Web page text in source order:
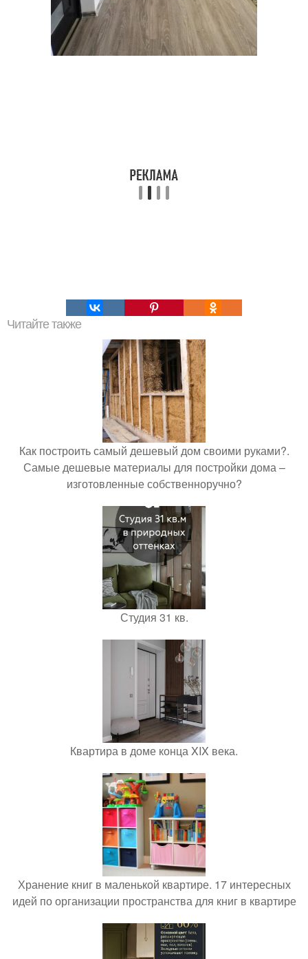
Читайте также
Как построить самый дешевый дом своими руками?.
Самые дешевые материалы для постройки дома –
изготовленные собственноручно?
Студия 31 кв.
Квартира в доме конца XIX века.
Хранение книг в маленькой квартире. 17 интересных
идей по организации пространства для книг в квартире